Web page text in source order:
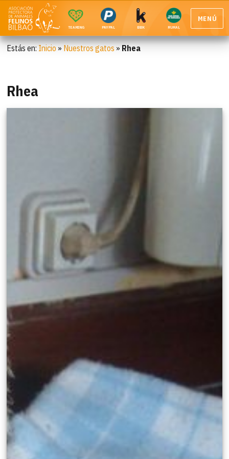
TEAMING PAYPAL BBK RURAL
MENÚ
Estás en: Inicio » Nuestros gatos » Rhea
Rhea